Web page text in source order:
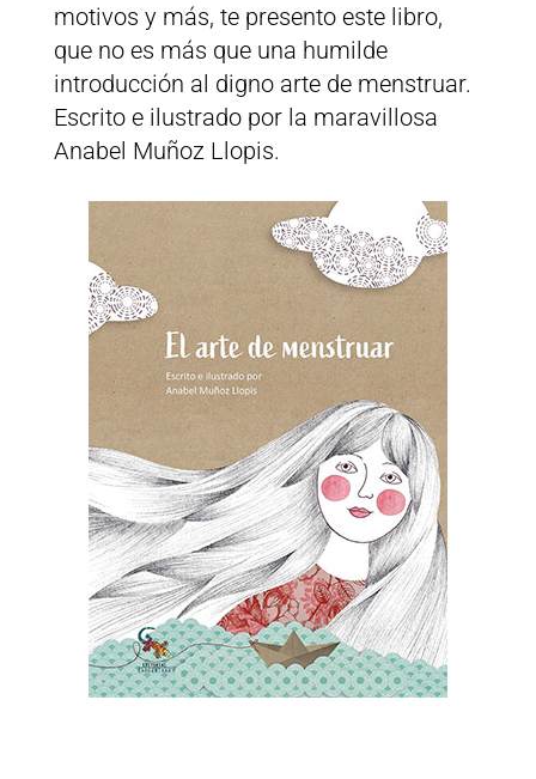
motivos y más, te presento este libro,
que no es más que una humilde
introducción al digno arte de menstruar.
Escrito e ilustrado por la maravillosa
Anabel Muñoz Llopis.